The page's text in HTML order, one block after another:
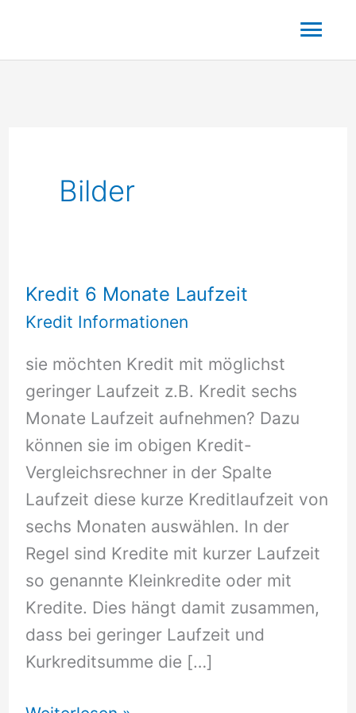
springen
Bilder
Kredit 6 Monate Laufzeit
Kredit Informationen
sie möchten Kredit mit möglichst
geringer Laufzeit z.B. Kredit sechs
Monate Laufzeit aufnehmen? Dazu
können sie im obigen Kredit-
Vergleichsrechner in der Spalte
Laufzeit diese kurze Kreditlaufzeit von
sechs Monaten auswählen. In der
Regel sind Kredite mit kurzer Laufzeit
so genannte Kleinkredite oder mit
Kredite. Dies hängt damit zusammen,
dass bei geringer Laufzeit und
Kurkreditsumme die […]